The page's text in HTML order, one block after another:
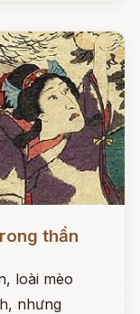
thần
loài mèo
nhưng